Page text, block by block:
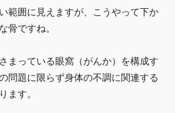
範囲に見えますが、こうやって下か
骨ですね。
まっている眼窩（がんか）を構成す
問題に限らず身体の不調に関連する
ます。